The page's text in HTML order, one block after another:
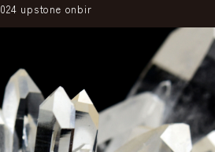
upstone onbir